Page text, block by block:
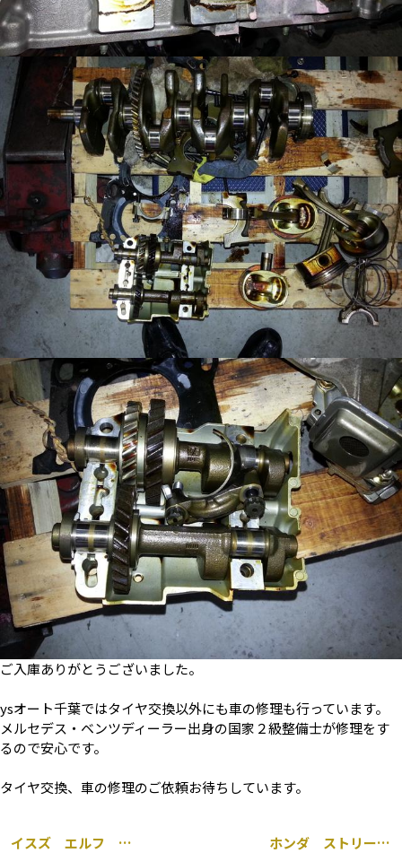
ご入庫ありがとうございました。
ysオート千葉ではタイヤ交換以外にも車の修理も行っています。
メルセデス・ベンツディーラー出身の国家２級整備士が修理をす
るので安心です。
タイヤ交換、車の修理のご依頼お待ちしています。
イスズ エルフ 車検整備 ホンダ ストリーム 車検 整備